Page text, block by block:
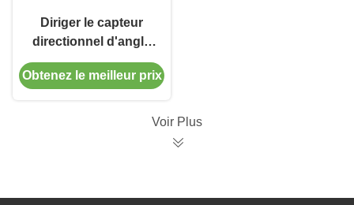
Diriger le capteur
directionnel d'angle
sans le titre de lacet
de mètre de gauss de
Obtenez le meilleur prix
Voir Plus